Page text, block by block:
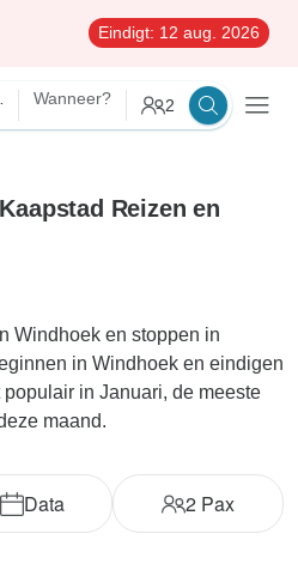
Eindigt: 12 aug. 2026
Wanneer? 2
Reizen en
Windhoek en stoppen in
in Windhoek en eindigen
in Januari, de meeste
maand.
Data 2 Pax